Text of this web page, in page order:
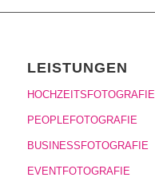
LEISTUNGEN
HOCHZEITSFOTOGRAFIE
PEOPLEFOTOGRAFIE
BUSINESSFOTOGRAFIE
EVENTFOTOGRAFIE